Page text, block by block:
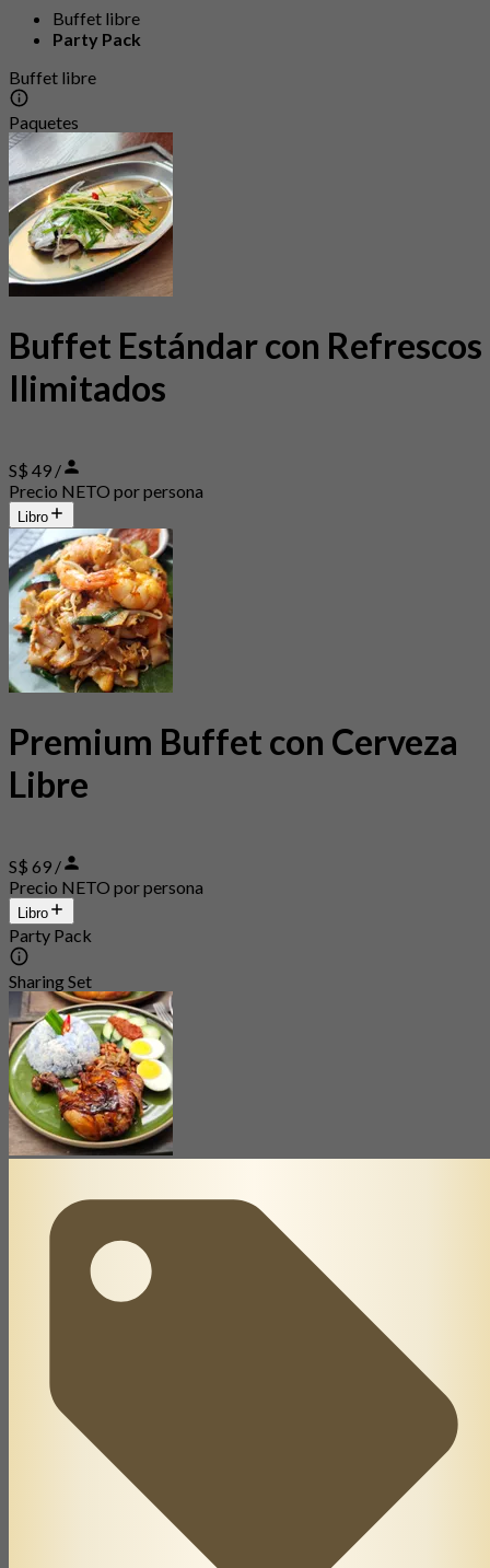
Buffet libre
Party Pack
Buffet libre
Paquetes
Buffet Estándar con Refrescos
Ilimitados
S$ 49 /
Precio NETO por persona
Libro
Premium Buffet con Cerveza
Libre
S$ 69 /
Precio NETO por persona
Libro
Party Pack
Sharing Set